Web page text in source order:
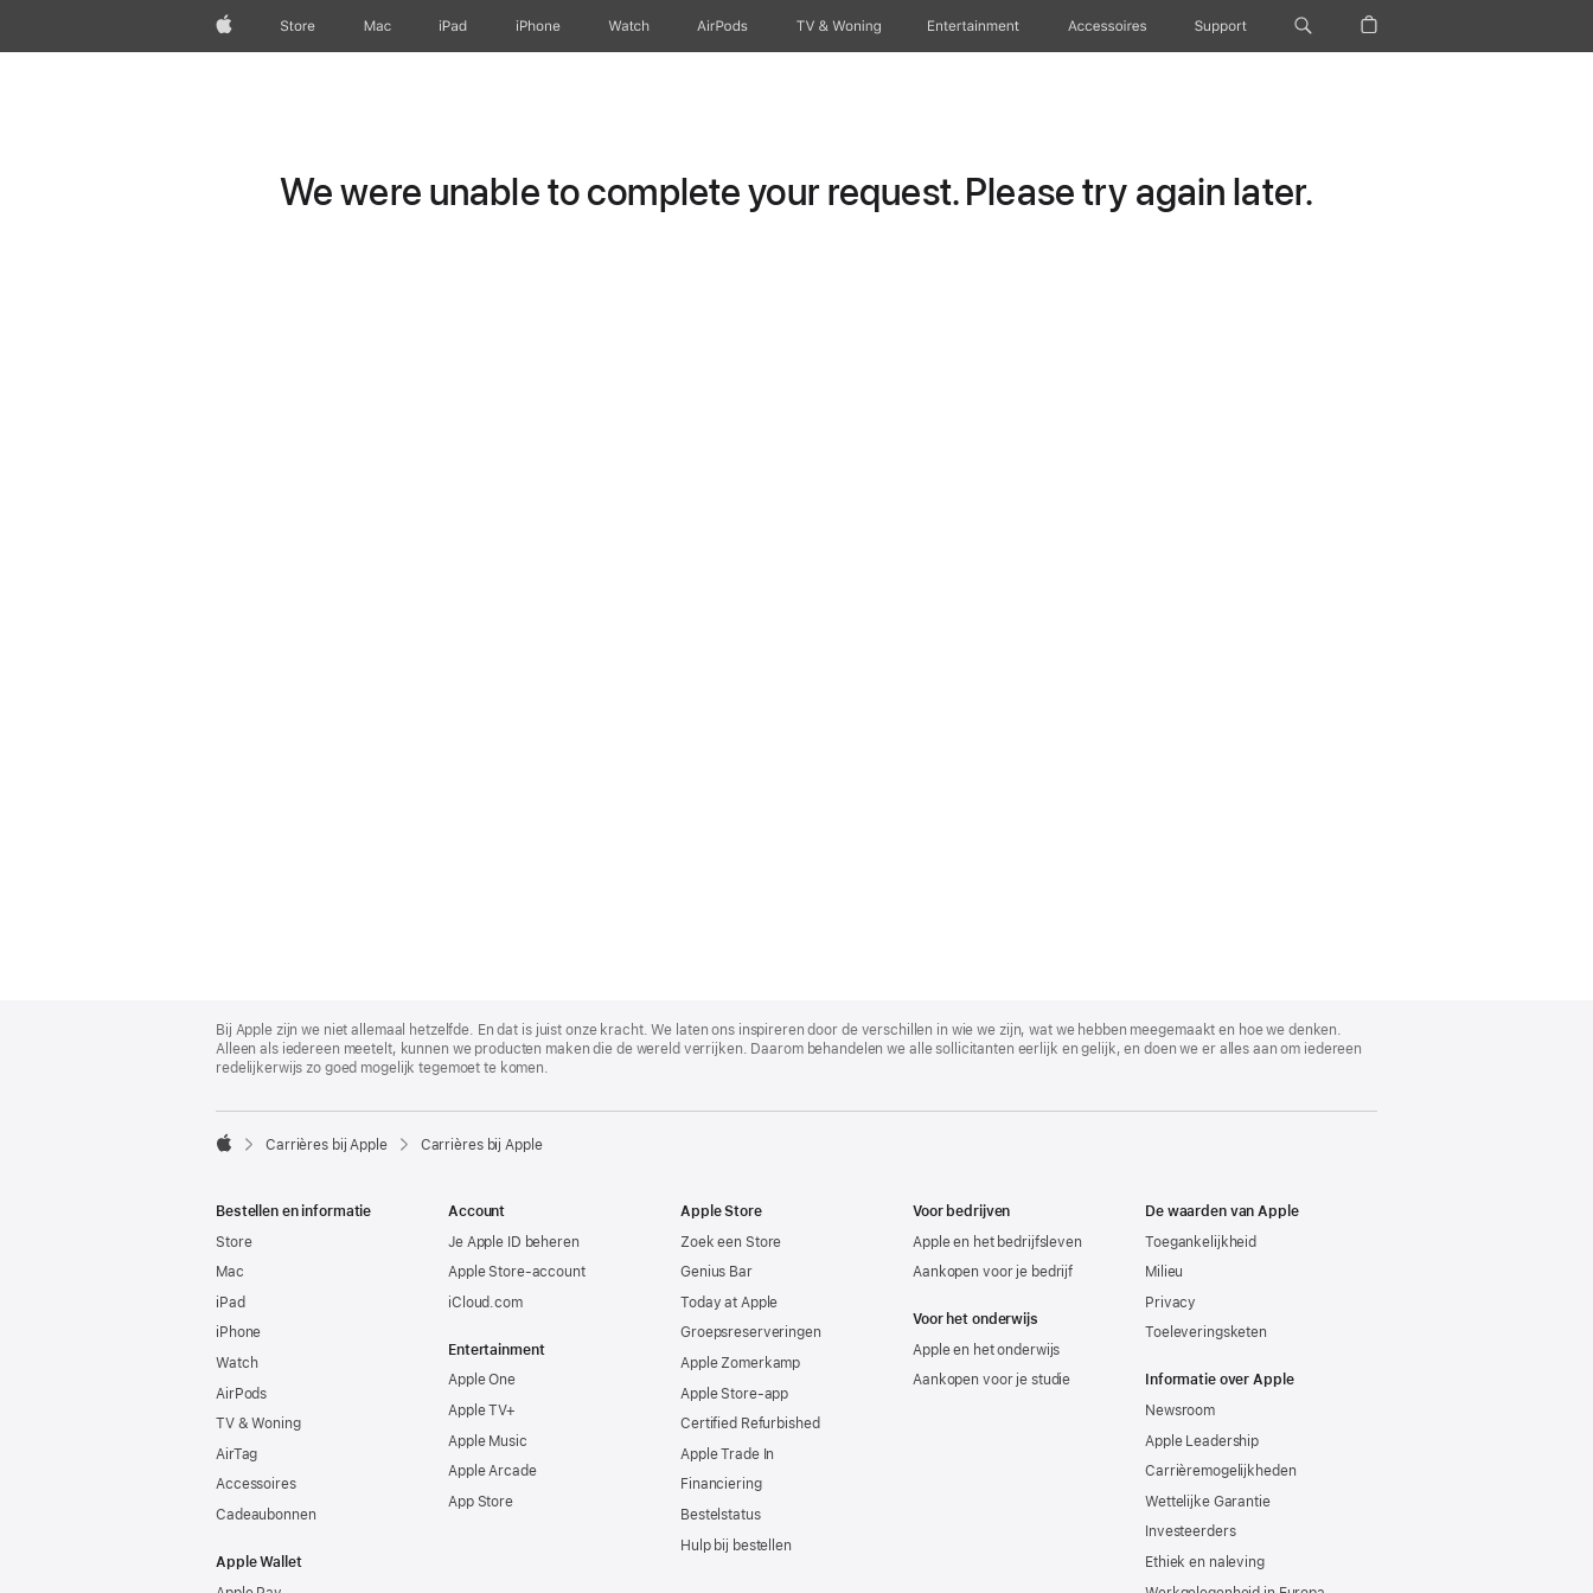
AppleStore Mac iPad iPhone Watch AirPods TV & Woning Entertainment Accessoires Support
We were unable to complete your request. Please try again later.
Footer
Bij Apple zijn we niet allemaal hetzelfde. En dat is juist onze kracht. We laten ons inspireren door de verschillen in wie we zijn, wat we hebben meegemaakt en hoe we denken.
Alleen als iedereen meetelt, kunnen we producten maken die de wereld verrijken. Daarom behandelen we alle sollicitanten eerlijk en gelijk, en doen we er alles aan om iedereen
redelijkerwijs zo goed mogelijk tegemoet te komen.

Carrières bij Apple Carrières bij Apple
Bestellen en informatie
Store
Mac
iPad
iPhone
Watch
AirPods
TV & Woning
AirTag
Accessoires
Cadeaubonnen
Apple Wallet
Account
Je Apple ID beheren
Apple Store-account
iCloud.com
Entertainment
Apple One
Apple TV+
Apple Music
Apple Arcade
App Store
Apple Store
Zoek een Store
Genius Bar
Today at Apple
Groepsreserveringen
Apple Zomerkamp
Apple Store-app
Certified Refurbished
Apple Trade In
Financiering
Bestelstatus
Hulp bij bestellen
Voor bedrijven
Apple en het bedrijfsleven
Aankopen voor je bedrijf
Voor het onderwijs
Apple en het onderwijs
Aankopen voor je studie
De waarden van Apple
Toegankelijkheid
Milieu
Privacy
Toeleveringsketen
Informatie over Apple
Newsroom
Apple Leadership
Carrièremogelijkheden
Wettelijke Garantie
Investeerders
Ethiek en naleving